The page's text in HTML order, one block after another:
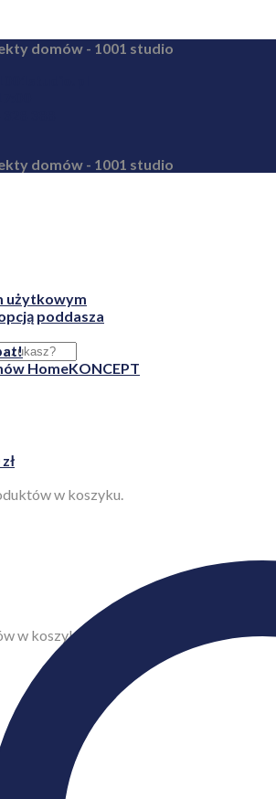
domów - 1001 studio
domów - 1001 studio
zł
w koszyku.
w koszyku.
użytkowym
poddasza
HomeKONCEPT